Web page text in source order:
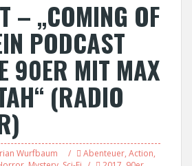
– „COMING OF
PODCAST
90ER MIT MAX
(RADIO
Wurfbaum Abenteuer, Action,